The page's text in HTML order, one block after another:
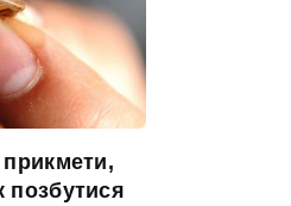
позбутися